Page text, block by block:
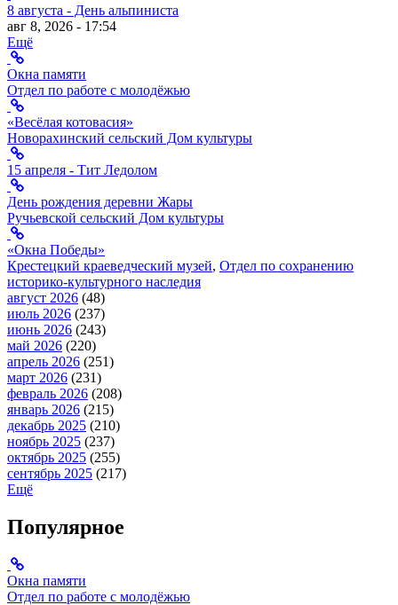
8 августа - День альпиниста
авг 8, 2026 - 17:54
Ещё
Окна памяти
Отдел по работе с молодёжью
«Весёлая котовасия»
Новорахинский сельский Дом культуры
15 апреля - Тит Ледолом
День рождения деревни Жары
Ручьевской сельский Дом культуры
«Окна Победы»
Крестецкий краеведческий музей, Отдел по сохранению
историко-культурного наследия
август 2026 (48)
июль 2026 (237)
июнь 2026 (243)
май 2026 (220)
апрель 2026 (251)
март 2026 (231)
февраль 2026 (208)
январь 2026 (215)
декабрь 2025 (210)
ноябрь 2025 (237)
октябрь 2025 (255)
сентябрь 2025 (217)
Ещё
Популярное
Окна памяти
Отдел по работе с молодёжью